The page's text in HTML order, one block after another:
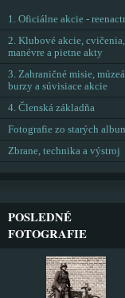
1. Oficiálne akcie -
2. Klubové akcie, cvičenia,
manévre a pietne akty
3. Zahraničné misie,
burzy a súvisiace akcie
4. Členská základňa
Fotografie zo starých
Zbrane, technika a výstroj
POSLEDNÉ
FOTOGRAFIE